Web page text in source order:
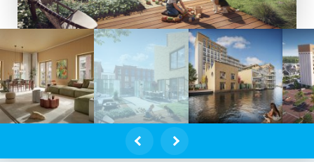
– Foto
- Wormerveer – Artemis 1, 1521